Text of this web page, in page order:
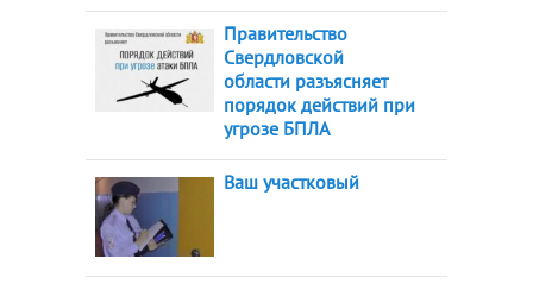
Правительство
Свердловской
области разъясняет
порядок действий при
угрозе БПЛА
Ваш участковый